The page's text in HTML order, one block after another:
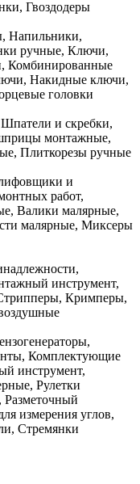
Гвоздодеры
Напильники,
ручные, Ключи,
Комбинированные
Накидные ключи,
головки
Шпатели и скребки,
монтажные,
Плиткорезы ручные
и
работ,
Валики малярные,
малярные, Миксеры
инструмент,
Кримперы,
Комплектующие
инструмент,
Рулетки
Разметочный
измерения углов,
Стремянки